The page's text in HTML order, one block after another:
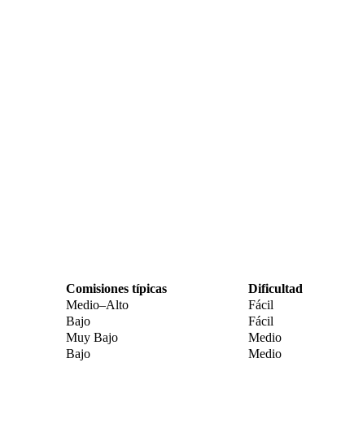
Comisiones típicas
Dificultad
Medio–Alto
Fácil
Bajo
Fácil
Muy Bajo
Medio
Bajo Medio